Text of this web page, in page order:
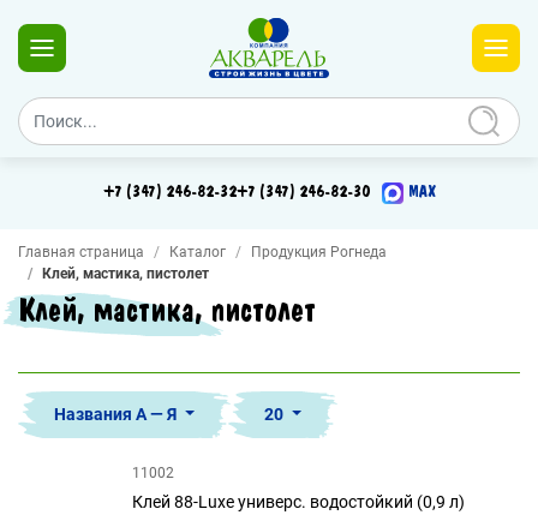
+7 (347) 246-82-32+7 (347) 246-82-30 MAX
Главная страница Каталог
Продукция Рогнеда
Клей, мастика, пистолет
Клей, мастика, пистолет
Названия А — Я 20
11002
Клей 88-Luxe универс. водостойкий (0,9 л)